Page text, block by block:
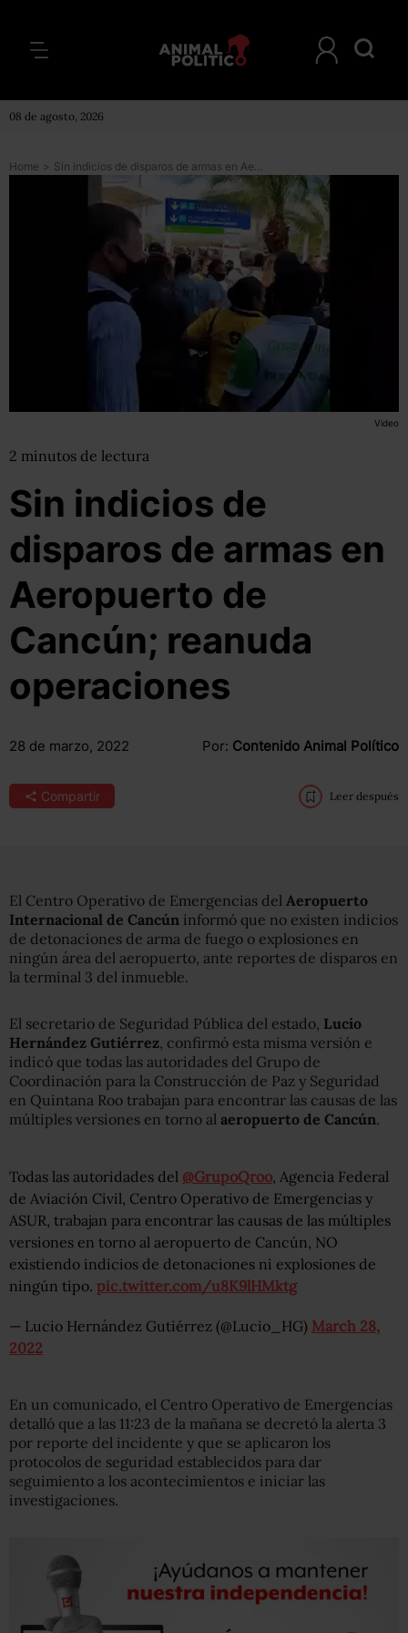
08 de agosto, 2026
Home > Sin indicios de disparos de armas en Aeropuerto de Cancún; reanuda operaciones
Video
2 minutos de lectura
Sin indicios de
disparos de armas en
Aeropuerto de
Cancún; reanuda
operaciones
28 de marzo, 2022 Por: Contenido Animal Político
Compartir Leer después
El Centro Operativo de Emergencias del Aeropuerto
Internacional de Cancún informó que no existen indicios
de detonaciones de arma de fuego o explosiones en
ningún área del aeropuerto, ante reportes de disparos en
la terminal 3 del inmueble.
El secretario de Seguridad Pública del estado, Lucio
Hernández Gutiérrez, confirmó esta misma versión e
indicó que todas las autoridades del Grupo de
Coordinación para la Construcción de Paz y Seguridad
en Quintana Roo trabajan para encontrar las causas de las
múltiples versiones en torno al aeropuerto de Cancún.
Todas las autoridades del @GrupoQroo, Agencia Federal
de Aviación Civil, Centro Operativo de Emergencias y
ASUR, trabajan para encontrar las causas de las múltiples
versiones en torno al aeropuerto de Cancún, NO
existiendo indicios de detonaciones ni explosiones de
ningún tipo. pic.twitter.com/u8K9lHMktg
— Lucio Hernández Gutiérrez (@Lucio_HG) March 28,
2022
En un comunicado, el Centro Operativo de Emergencias
detalló que a las 11:23 de la mañana se decretó la alerta 3
por reporte del incidente y que se aplicaron los
protocolos de seguridad establecidos para dar
seguimiento a los acontecimientos e iniciar las
investigaciones.